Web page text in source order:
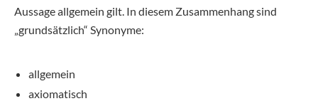
Aussage allgemein gilt. In diesem Zusammenhang sind
„grundsätzlich“ Synonyme:
allgemein
axiomatisch